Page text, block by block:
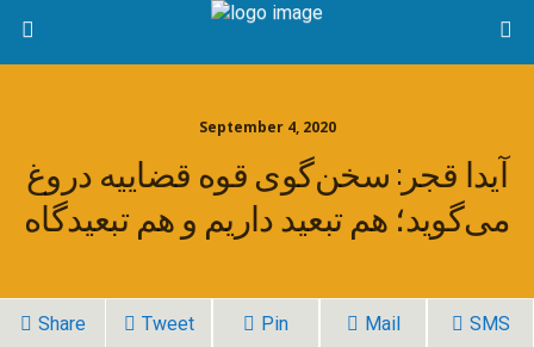
September 4, 2020
آیدا قجر: سخن‌گوی قوه قضاییه دروغ
می‌گوید؛ هم تبعید داریم و هم تبعیدگاه
Share Tweet Pin Mail
SMS